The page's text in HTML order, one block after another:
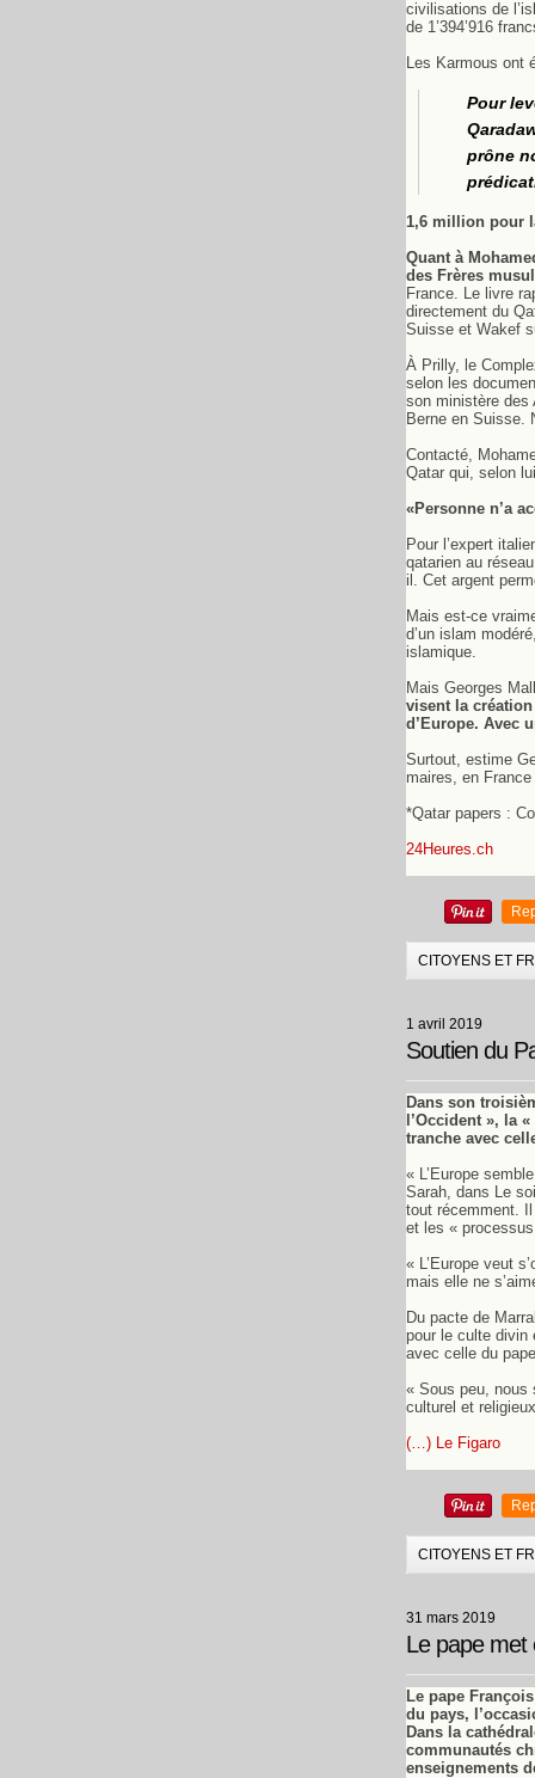
civilisations de
de 1’394’916
Les Karmous ont
Pour
prône
1,6 million pour
Quant à
des Frères
France. Le livre
directement du
Suisse et Wakef
À Prilly, le
selon les
son ministère des
Berne en Suisse.
Contacté,
Qatar qui, selon
«Personne n’a
Pour l’expert
qatarien au
il. Cet argent
Mais est-ce
d’un islam
islamique.
Mais Georges
visent la
d’Europe. Avec
Surtout, estime
maires, en
*Qatar papers :
24Heures.ch
CITOYENS ET
1 avril 2019
Soutien du
Dans son
l’Occident », la
tranche avec
« L’Europe
Sarah, dans Le
tout récemment.
et les «
« L’Europe veut
mais elle ne
Du pacte de
pour le culte divin
avec celle du
« Sous peu, nous
culturel et
(…) Le Figaro
CITOYENS ET
31 mars 2019
Le pape met
Le pape
du pays,
Dans la
communautés
enseignements